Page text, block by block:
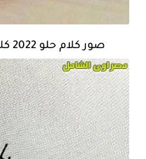
صور كلام حلو 2022 كلام جميل ومعبر مع الصور